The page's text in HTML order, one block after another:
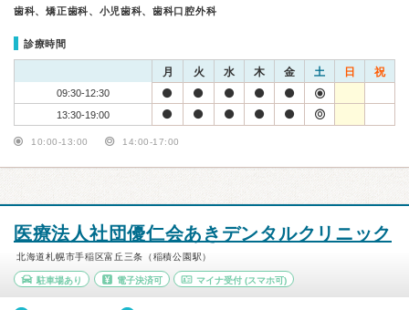
歯科、矯正歯科、小児歯科、歯科口腔外科
診療時間
月 火 水 木 金 土 日 祝
09:30-12:30
13:30-19:00
10:00-13:00 14:00-17:00
医療法人社団優仁会あきデンタルクリニック
北海道札幌市手稲区富丘三条（稲積公園駅）
駐車場あり 電子決済可 マイナ受付 (スマホ可)